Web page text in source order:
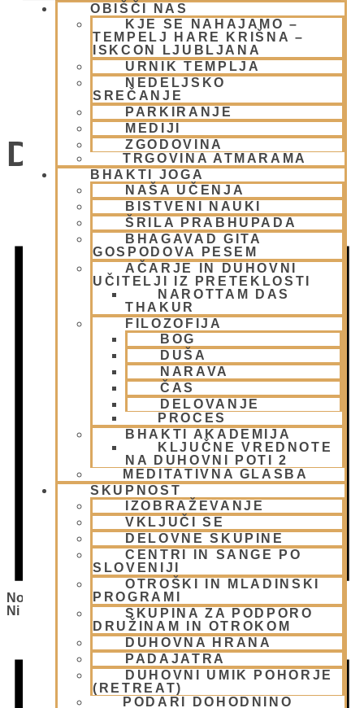
OBIŠČI NAS
KJE SE NAHAJAMO –
TEMPELJ HARE KRIŠNA –
ISKCON LJUBLJANA
URNIK TEMPLJA
NEDELJSKO
SREČANJE
PARKIRANJE
MEDIJI
ZGODOVINA
TRGOVINA ATMARAMA
BHAKTI JOGA
NAŠA UČENJA
BISTVENI NAUKI
ŠRILA PRABHUPADA
BHAGAVAD GITA
GOSPODOVA PESEM
AČARJE IN DUHOVNI
UČITELJI IZ PRETEKLOSTI
NAROTTAM DAS
THAKUR
FILOZOFIJA
BOG
DUŠA
NARAVA
ČAS
DELOVANJE
PROCES
BHAKTI AKADEMIJA
KLJUČNE VREDNOTE
NA DUHOVNI POTI 2
MEDITATIVNA GLASBA
SKUPNOST
IZOBRAŽEVANJE
VKLJUČI SE
DELOVNE SKUPINE
CENTRI IN SANGE PO
SLOVENIJI
OTROŠKI IN MLADINSKI
PROGRAMI
SKUPINA ZA PODPORO
DRUŽINAM IN OTROKOM
DUHOVNA HRANA
PADAJATRA
DUHOVNI UMIK POHORJE
(RETREAT)
PODARI DOHODNINO
Dogodki
Notice
Ni Bilo Najdenih Rezultatov.